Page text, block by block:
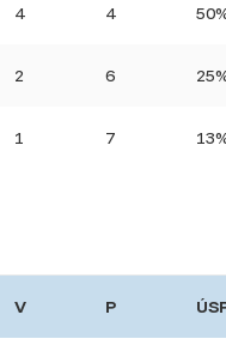
4 4
2 6
1 7
V P